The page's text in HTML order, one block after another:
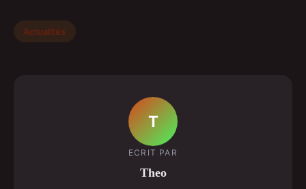
Actualités
T
ECRIT PAR
Theo